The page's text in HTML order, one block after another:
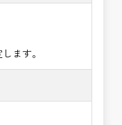
ます。